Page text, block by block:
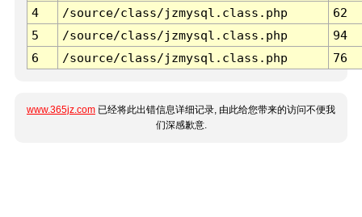
4
/source/class/jzmysql.class.php
62
5
/source/class/jzmysql.class.php
94
6
/source/class/jzmysql.class.php 76
www.365jz.com 已经将此出错信息详细记录, 由此给您带来的访问不便我
们深感歉意.